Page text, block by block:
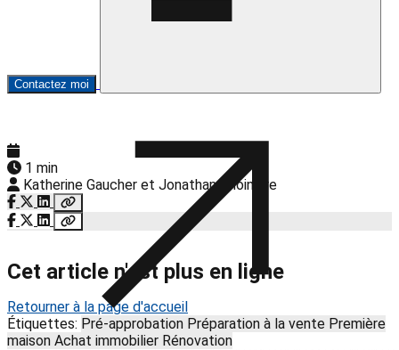
Contactez moi
1 min
Katherine Gaucher et Jonathan Choinière
Cet article n'est plus en ligne
Retourner à la page d'accueil
Étiquettes: Pré-approbation Préparation à la vente Première
maison Achat immobilier Rénovation